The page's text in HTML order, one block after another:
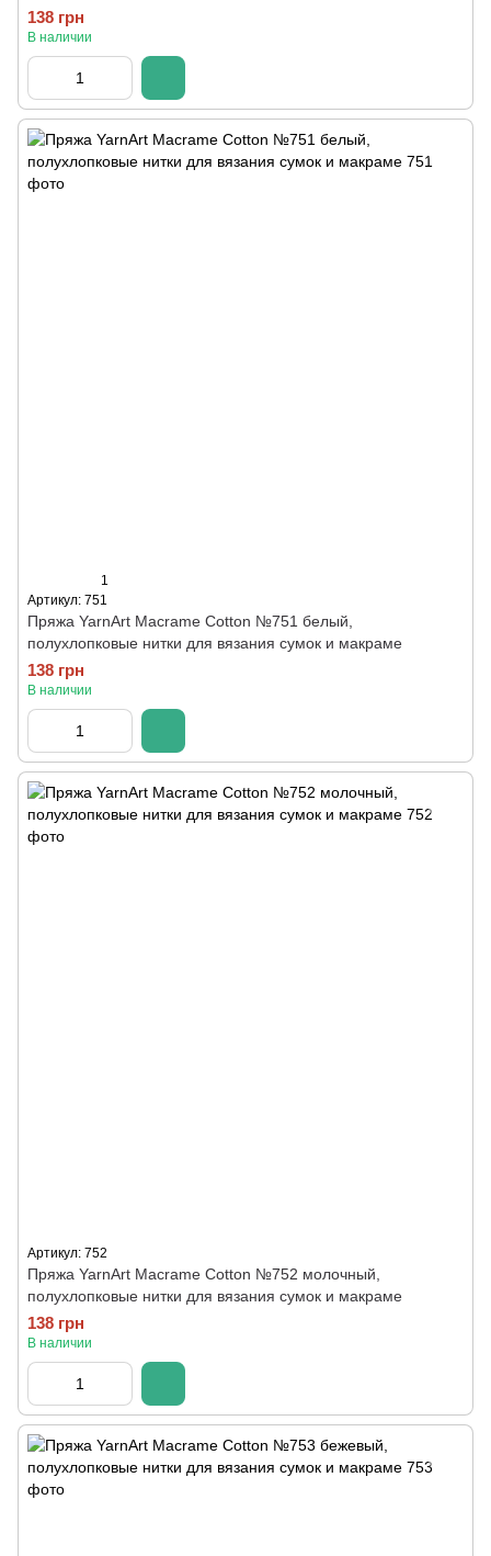
138 грн
В наличии
1
Артикул: 751
Пряжа YarnArt Macrame Cotton №751 белый,
полухлопковые нитки для вязания сумок и макраме
138 грн
В наличии
Артикул: 752
Пряжа YarnArt Macrame Cotton №752 молочный,
полухлопковые нитки для вязания сумок и макраме
138 грн
В наличии